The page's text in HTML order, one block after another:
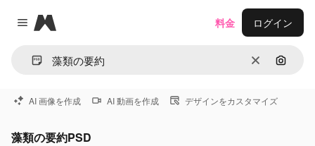
Close menu
Magnific
消去 画像で
料金 ログイン
AI 画像を作成 AI 動画を作成 デザインをカスタマイズ
藻類の要約PSD